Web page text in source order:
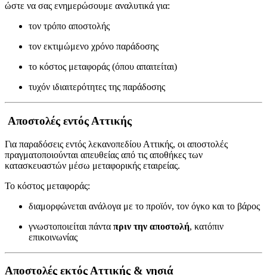
ώστε να σας ενημερώσουμε αναλυτικά για:
τον τρόπο αποστολής
τον εκτιμώμενο χρόνο παράδοσης
το κόστος μεταφοράς (όπου απαιτείται)
τυχόν ιδιαιτερότητες της παράδοσης
Αποστολές εντός Αττικής
Για παραδόσεις εντός λεκανοπεδίου Αττικής, οι αποστολές
πραγματοποιούνται απευθείας από τις αποθήκες των
κατασκευαστών μέσω μεταφορικής εταιρείας.
Το κόστος μεταφοράς:
διαμορφώνεται ανάλογα με το προϊόν, τον όγκο και το βάρος
γνωστοποιείται πάντα πριν την αποστολή, κατόπιν
επικοινωνίας
Αποστολές εκτός Αττικής & νησιά